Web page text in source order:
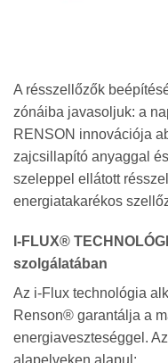
A résszellőzők
zónáiba javasoljuk: a
RENSON innovációja
zajcsillapító anyaggal
szeleppel ellátott
energiatakarékos
I-FLUX®
szolgálatában
Az i-Flux technológia
Renson® garantálja a
energiaveszteséggel.